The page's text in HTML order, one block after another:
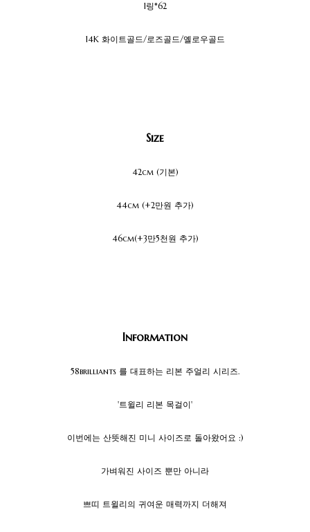
1링*62
14K 화이트골드/로즈골드/옐로우골드
Size
42cm (기본)
44cm (+2만원 추가)
46cm(+3만5천원 추가)
Information
58brilliants 를 대표하는 리본 주얼리 시리즈.
'트윌리 리본 목걸이'
이번에는 산뜻해진 미니 사이즈로 돌아왔어요 :)
가벼워진 사이즈 뿐만 아니라
쁘띠 트윌리의 귀여운 매력까지 더해져